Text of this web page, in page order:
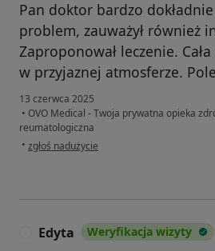
Pan doktor bardzo dokładnie
problem, zauważył również
Zaproponował leczenie.
w przyjaznej atmosferze.
13 czerwca 2025
• OVO Medical - Twoja prywatna opieka
reumatologiczna
• w opinii użytkownika Małgorzata
zgłoś nadużycie
Edyta Weryfikacja wizyty